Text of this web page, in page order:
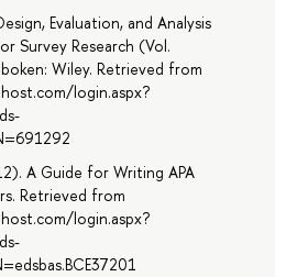
Evaluation, and Analysis
Survey Research (Vol.
Wiley. Retrieved from
login.aspx?
A Guide for Writing APA
Retrieved from
login.aspx?